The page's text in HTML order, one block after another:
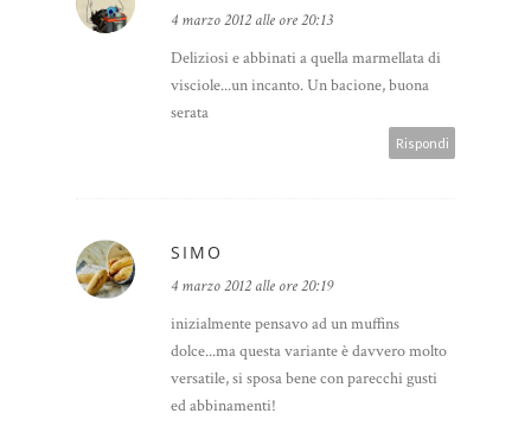
4 marzo 2012 alle ore 20:13
Deliziosi e abbinati a quella marmellata di
visciole...un incanto. Un bacione, buona
serata
Rispondi
SIMO
4 marzo 2012 alle ore 20:19
inizialmente pensavo ad un muffins
dolce...ma questa variante è davvero molto
versatile, si sposa bene con parecchi gusti
ed abbinamenti!